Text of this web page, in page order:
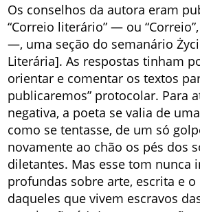
Os conselhos da autora eram
“Correio literário” — ou
—, uma seção do semanário
Literária]. As respostas tinham
orientar e comentar os textos
publicaremos” protocolar. Para
negativa, a poeta se valia de
como se tentasse, de um só
novamente ao chão os pés dos
diletantes. Mas esse tom nunca
profundas sobre arte, escrita e
daqueles que vivem escravos